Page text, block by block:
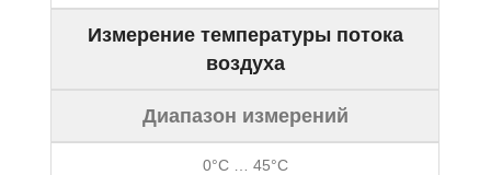
Измерение температуры потока
воздуха
Диапазон измерений
0°С … 45°С